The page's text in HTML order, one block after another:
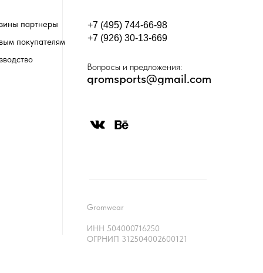
партнеры
покупателям
+7 (495) 744-66-98
+7 (926) 30-13-669
gromsports@gmail.com
Gromwear
ИНН 504000716250
ОГРНИП 312504002600121
Вопросы и предложения: